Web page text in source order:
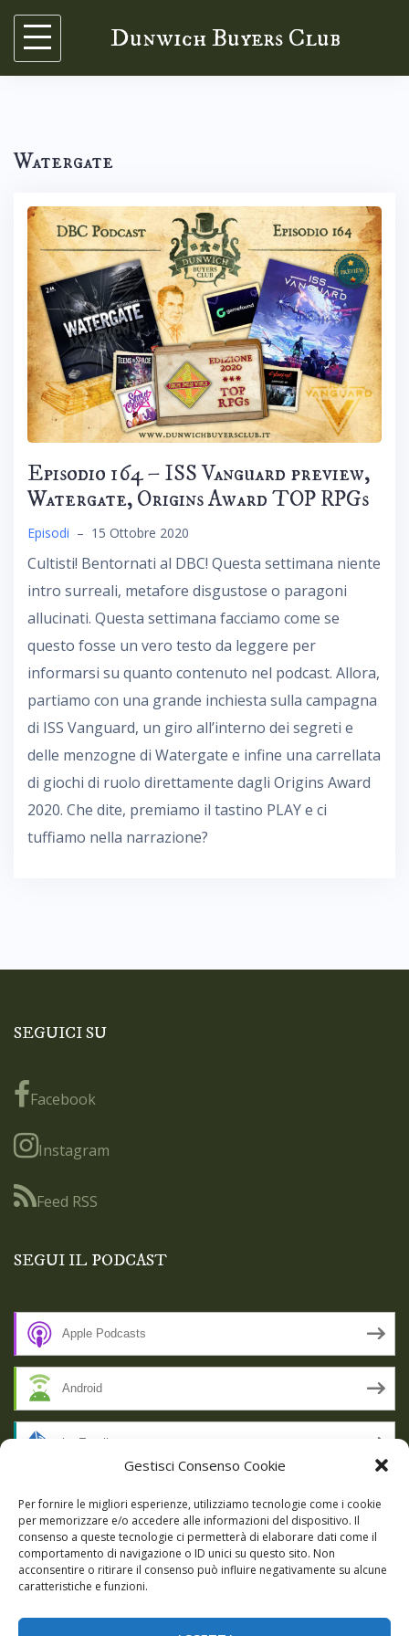
Gestisci Consenso Cookie
Per fornire le migliori esperienze, utilizziamo tecnologie come i cookie
per memorizzare e/o accedere alle informazioni del dispositivo. Il
consenso a queste tecnologie ci permetterà di elaborare dati come il
comportamento di navigazione o ID unici su questo sito. Non
acconsentire o ritirare il consenso può influire negativamente su alcune
caratteristiche e funzioni.
Skip
content
Dunwich Buyers Club
Watergate
Episodio 164 – ISS Vanguard preview,
Watergate, Origins Award TOP RPGs
Episodi – 15 Ottobre 2020
Cultisti! Bentornati al DBC! Questa settimana niente
intro surreali, metafore disgustose o paragoni
allucinati. Questa settimana facciamo come se
questo fosse un vero testo da leggere per
informarsi su quanto contenuto nel podcast. Allora,
partiamo con una grande inchiesta sulla campagna
di ISS Vanguard, un giro all’interno dei segreti e
delle menzogne di Watergate e infine una carrellata
di giochi di ruolo direttamente dagli Origins Award
2020. Che dite, premiamo il tastino PLAY e ci
tuffiamo nella narrazione?
SEGUICI SU
Facebook
Instagram
Feed RSS
SEGUI IL PODCAST
Apple Podcasts
Android
by Email
RSS
SSL SECURE